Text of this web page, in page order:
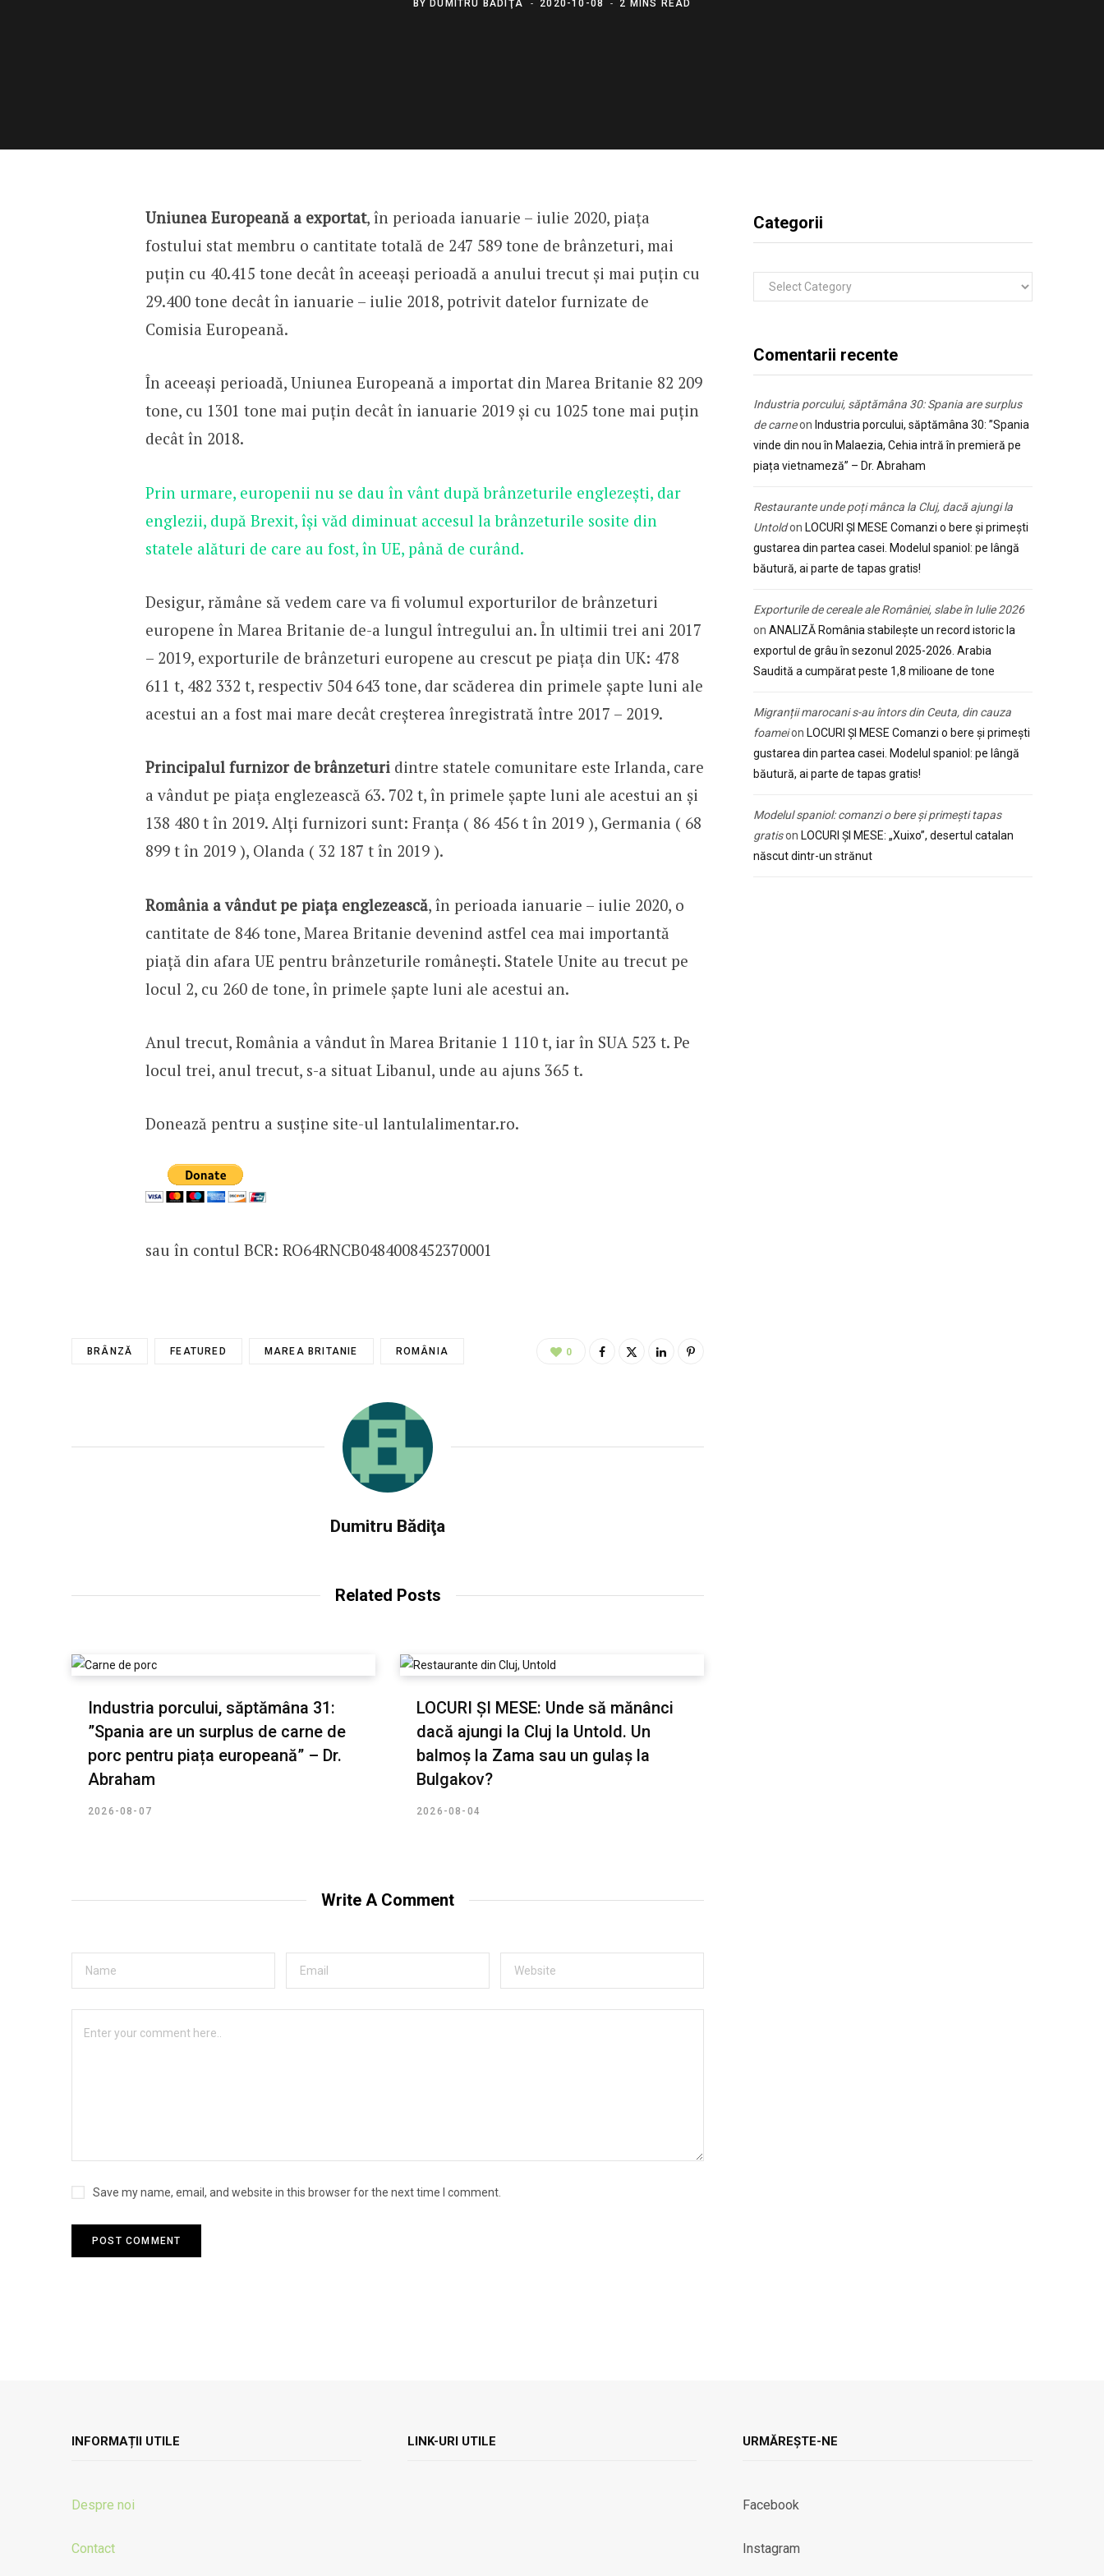
BY DUMITRU BĂDIŢA 2020-10-08 2 MINS READ
Uniunea Europeană a exportat, în perioada ianuarie – iulie 2020, piața
fostului stat membru o cantitate totală de 247 589 tone de brânzeturi, mai
puțin cu 40.415 tone decât în aceeași perioadă a anului trecut și mai puțin cu
29.400 tone decât în ianuarie – iulie 2018, potrivit datelor furnizate de
Comisia Europeană.
În aceeași perioadă, Uniunea Europeană a importat din Marea Britanie 82 209
tone, cu 1301 tone mai puțin decât în ianuarie 2019 și cu 1025 tone mai puțin
decât în 2018.
Prin urmare, europenii nu se dau în vânt după brânzeturile englezești, dar
englezii, după Brexit, își văd diminuat accesul la brânzeturile sosite din
statele alături de care au fost, în UE, până de curând.
Desigur, rămâne să vedem care va fi volumul exporturilor de brânzeturi
europene în Marea Britanie de-a lungul întregului an. În ultimii trei ani 2017
– 2019, exporturile de brânzeturi europene au crescut pe piața din UK: 478
611 t, 482 332 t, respectiv 504 643 tone, dar scăderea din primele șapte luni ale
acestui an a fost mai mare decât creșterea înregistrată între 2017 – 2019.
Principalul furnizor de brânzeturi dintre statele comunitare este Irlanda, care
a vândut pe piața englezească 63. 702 t, în primele șapte luni ale acestui an și
138 480 t în 2019. Alți furnizori sunt: Franța ( 86 456 t în 2019 ), Germania ( 68
899 t în 2019 ), Olanda ( 32 187 t în 2019 ).
România a vândut pe piața englezească, în perioada ianuarie – iulie 2020, o
cantitate de 846 tone, Marea Britanie devenind astfel cea mai importantă
piață din afara UE pentru brânzeturile românești. Statele Unite au trecut pe
locul 2, cu 260 de tone, în primele șapte luni ale acestui an.
Anul trecut, România a vândut în Marea Britanie 1 110 t, iar în SUA 523 t. Pe
locul trei, anul trecut, s-a situat Libanul, unde au ajuns 365 t.
Donează pentru a susține site-ul lantulalimentar.ro.
sau în contul BCR: RO64RNCB0484008452370001
BRÂNZĂ FEATURED MAREA BRITANIE ROMÂNIA 0
Dumitru Bădiţa
Related Posts
Industria porcului, săptămâna 31:
”Spania are un surplus de carne de
porc pentru piața europeană” – Dr.
Abraham
2026-08-07
LOCURI ȘI MESE: Unde să mănânci
dacă ajungi la Cluj la Untold. Un
balmoș la Zama sau un gulaș la
Bulgakov?
2026-08-04
Write A Comment
Save my name, email, and website in this browser for the next time I comment.
Categorii
Categorii
Comentarii recente
Industria porcului, săptămâna 30: Spania are surplus
de carneon Industria porcului, săptămâna 30: ”Spania
vinde din nou în Malaezia, Cehia intră în premieră pe
piața vietnameză” – Dr. Abraham
Restaurante unde poți mânca la Cluj, dacă ajungi la
Untoldon LOCURI ȘI MESE Comanzi o bere și primești
gustarea din partea casei. Modelul spaniol: pe lângă
băutură, ai parte de tapas gratis!
Exporturile de cereale ale României, slabe în Iulie 2026
on ANALIZĂ România stabilește un record istoric la
exportul de grâu în sezonul 2025-2026. Arabia
Saudită a cumpărat peste 1,8 milioane de tone
Migranții marocani s-au întors din Ceuta, din cauza
foameion LOCURI ȘI MESE Comanzi o bere și primești
gustarea din partea casei. Modelul spaniol: pe lângă
băutură, ai parte de tapas gratis!
Modelul spaniol: comanzi o bere și primești tapas
gratison LOCURI ȘI MESE: „Xuixo”, desertul catalan
născut dintr-un strănut
INFORMAȚII UTILE
Despre noi
Contact
LINK-URI UTILE URMĂREȘTE-NE
Facebook
Instagram